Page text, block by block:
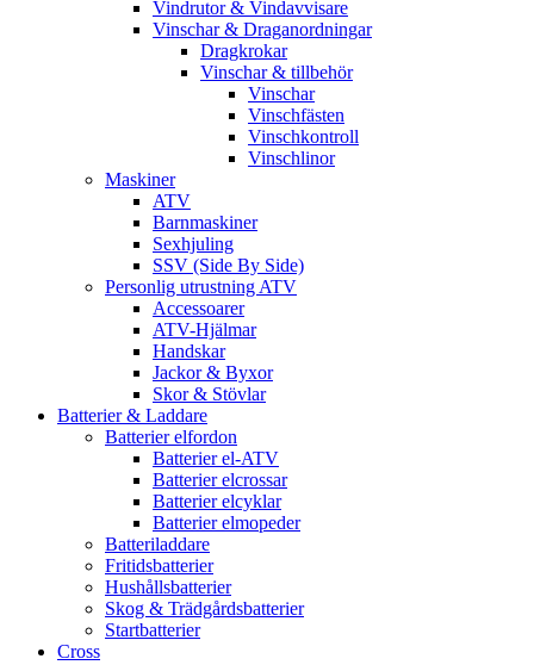
Vindrutor & Vindavvisare
Vinschar & Draganordningar
Dragkrokar
Vinschar & tillbehör
Vinschar
Vinschfästen
Vinschkontroll
Vinschlinor
Maskiner
ATV
Barnmaskiner
Sexhjuling
SSV (Side By Side)
Personlig utrustning ATV
Accessoarer
ATV-Hjälmar
Handskar
Jackor & Byxor
Skor & Stövlar
Batterier & Laddare
Batterier elfordon
Batterier el-ATV
Batterier elcrossar
Batterier elcyklar
Batterier elmopeder
Batteriladdare
Fritidsbatterier
Hushållsbatterier
Skog & Trädgårdsbatterier
Startbatterier
Cross